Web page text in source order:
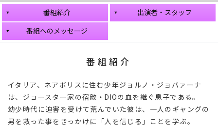
番組紹介 出演者・スタッフ
番組へのメッセージ
番組紹介
イタリア、ネアポリスに住む少年ジョルノ・ジョバァーナ
は、ジョースター家の宿敵・DIOの血を継ぐ息子である。
幼少時代に迫害を受けて荒んでいた彼は、一人のギャングの
男を救った事をきっかけに「人を信じる」ことを学ぶ。